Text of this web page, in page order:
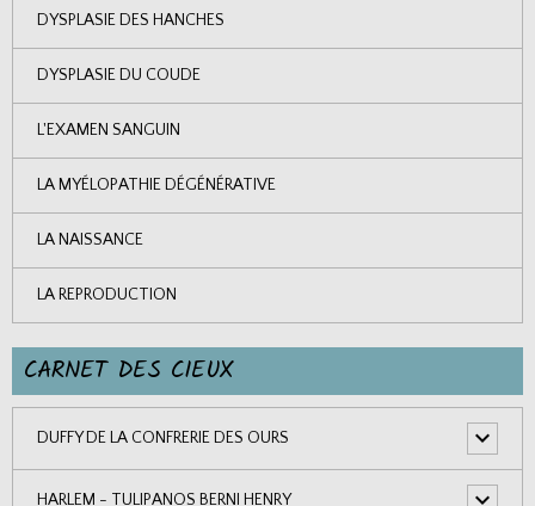
DYSPLASIE DES HANCHES
DYSPLASIE DU COUDE
L'EXAMEN SANGUIN
LA MYÉLOPATHIE DÉGÉNÉRATIVE
LA NAISSANCE
LA REPRODUCTION
CARNET DES CIEUX
DUFFY DE LA CONFRERIE DES OURS
HARLEM - TULIPANOS BERNI HENRY